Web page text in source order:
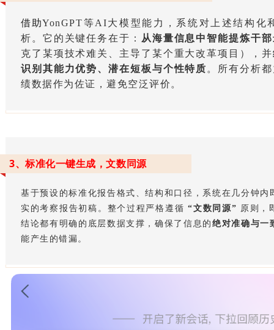
借助YonGPT等AI大模型能力，系统对上述结构化
析。它的关键任务在于：
从海量信息中智能提炼干
克了某项技术难关、主导了某个重大改革项目），并
识别其能力优势、潜在短板与个性特质 。所有分析
绩数据作为佐证，避免空泛评价。
3、标准化一键生成，文数同源
基于预设的标准化报告格式、结构和口径，系统在几分钟
实的考察报告初稿。整个过程严格遵循 “文数同源” 原则，
结论都有明确的底层数据支撑，确保了信息的绝对准确与一
能产生的错漏。